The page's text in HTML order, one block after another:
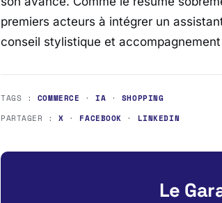
premiers acteurs à intégrer un
conseil stylistique et
TAGS : COMMERCE ·IA · SHOPPING
PARTAGER :X · FACEBOOK · LINKEDIN
Le